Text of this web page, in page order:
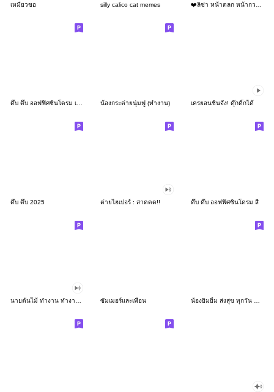
เหมียวขอ silly calico cat memes
ดึ๊บ ดึ๊บ ออฟฟิศซินโดรม เก้า น้องกระต่ายนุ่มฟู (ทำงาน) เครยอนชินจัง! ดุ๊กดิ๊กได้
ดึ๊บ ดึ๊บ 2025 ต่ายไฮเปอร์ : สาดดด!! ดึ๊บ ดึ๊บ ออฟฟิศซินโดรม สี่
ซัมเมอร์และเพื่อน